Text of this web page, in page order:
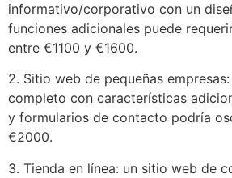
informativo/corporativo con un
funciones adicionales puede
entre €1100 y €1600.
2. Sitio web de pequeñas
completo con características
y formularios de contacto podría
€2000.
3. Tienda en línea: un sitio web de